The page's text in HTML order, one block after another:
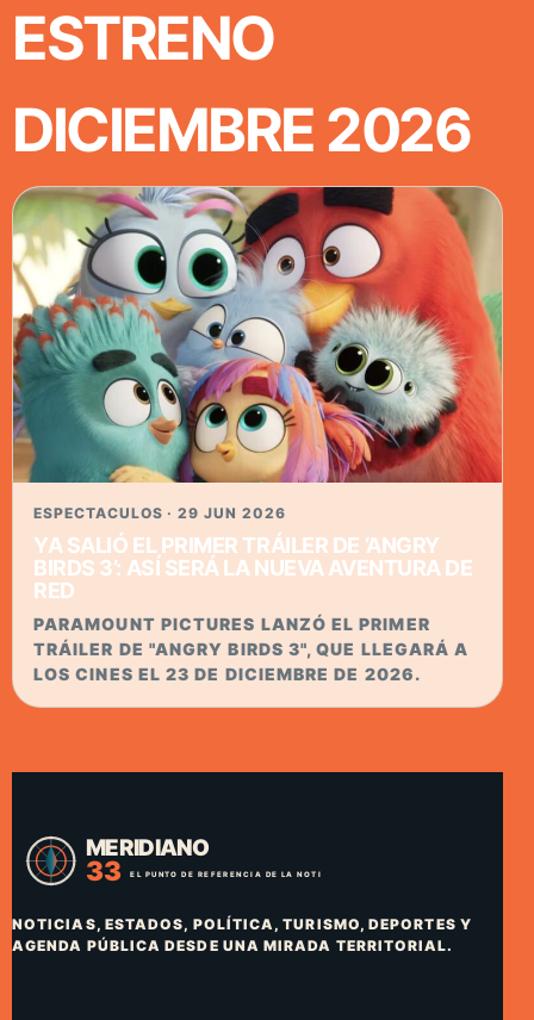
ESTRENO
DICIEMBRE 2026
ESPECTACULOS · 29 JUN 2026
YA SALIÓ EL PRIMER TRÁILER DE ‘ANGRY
BIRDS 3’: ASÍ SERÁ LA NUEVA AVENTURA DE
RED
PARAMOUNT PICTURES LANZÓ EL PRIMER
TRÁILER DE "ANGRY BIRDS 3", QUE LLEGARÁ A
LOS CINES EL 23 DE DICIEMBRE DE 2026.
NOTICIAS, ESTADOS, POLÍTICA, TURISMO, DEPORTES Y
AGENDA PÚBLICA DESDE UNA MIRADA TERRITORIAL.